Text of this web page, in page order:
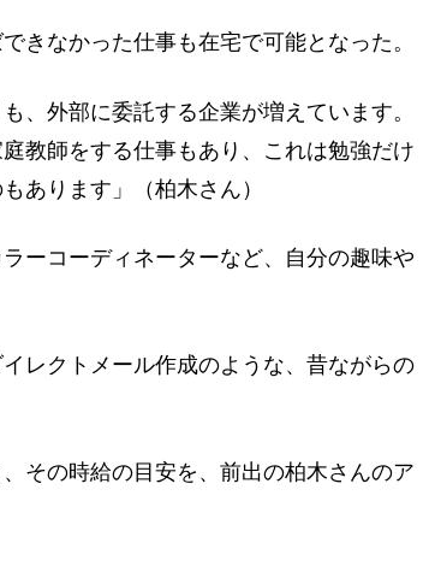
きなかった仕事も在宅で可能となった。
、外部に委託する企業が増えています。
教師をする仕事もあり、これは勉強だけ
あります」（柏木さん）
ーコーディネーターなど、自分の趣味や
レクトメール作成のような、昔ながらの
その時給の目安を、前出の柏木さんのア